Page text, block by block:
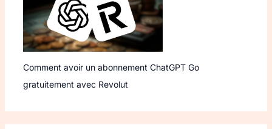
Comment avoir un abonnement ChatGPT Go
gratuitement avec Revolut